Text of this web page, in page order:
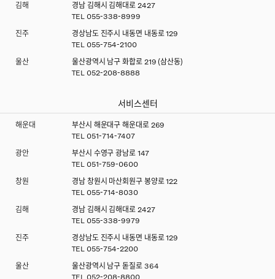
김해
경남 김해시 김해대로 2427
TEL 055-338-8999
진주
경상남도 진주시 내동면 내동로 129
TEL 055-754-2100
울산
울산광역시 남구 화합로 219 (삼산동)
TEL 052-208-8888
서비스센터
해운대
부산시 해운대구 해운대로 269
TEL 051-714-7407
광안
부산시 수영구 광남로 147
TEL 051-759-0600
창원
경남 창원시 마산회원구 봉양로 122
TEL 055-714-8030
김해
경남 김해시 김해대로 2427
TEL 055-338-9979
진주
경상남도 진주시 내동면 내동로 129
TEL 055-754-2200
울산
울산광역시 남구 돋질로 364
TEL 052-208-8800